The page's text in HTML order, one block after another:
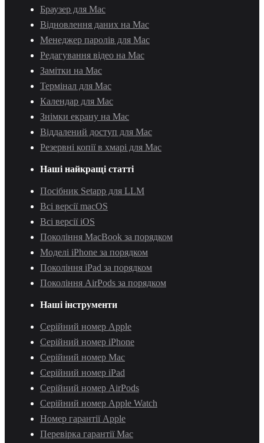
Браузер для Mac
Відновлення даних на Mac
Менеджер паролів для Mac
Редагування відео на Mac
Замітки на Mac
Термінал для Mac
Календар для Mac
Знімки екрану на Mac
Віддалений доступ для Mac
Резервні копії в хмарі для Mac
Наші найкращі статті
Посібник Setapp для LLM
Всі версії macOS
Всі версії iOS
Покоління MacBook за порядком
Моделі iPhone за порядком
Покоління iPad за порядком
Покоління AirPods за порядком
Наші інструменти
Серійний номер Apple
Серійний номер iPhone
Серійний номер Mac
Серійний номер iPad
Серійний номер AirPods
Серійний номер Apple Watch
Номер гарантії Apple
Перевірка гарантії Mac